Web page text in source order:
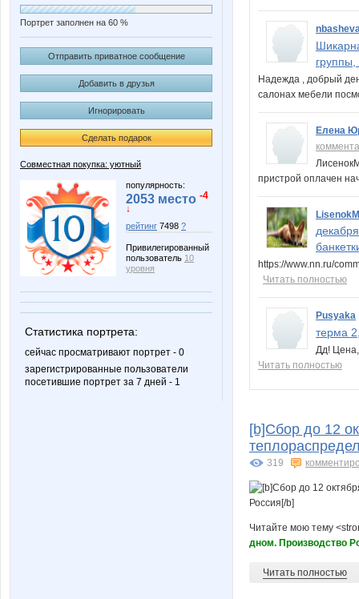
Портрет заполнен на 60 %
Отправить приватное сообщение
Добавить в друзья
Игнорировать
Сделать подарок
Совместная покупка: уютный
популярность:
2053 место -4
↓
рейтинг 7498 ?
Привилегированный
пользователь 10
уровня
Статистика портрета:
сейчас просматривают портрет - 0
зарегистрированные пользователи
посетившие портрет за 7 дней - 1
группы,
Надежда , добрый
салонах мебели
Елена
пристрой оплачен
LisenokM
https://www.nn.ru/
Читать полностью
Pusyaka
терма
Дд!
Читать полностью
[b]Сбор до 12
319
Читайте мою тему
дном. Производство
Читать полностью